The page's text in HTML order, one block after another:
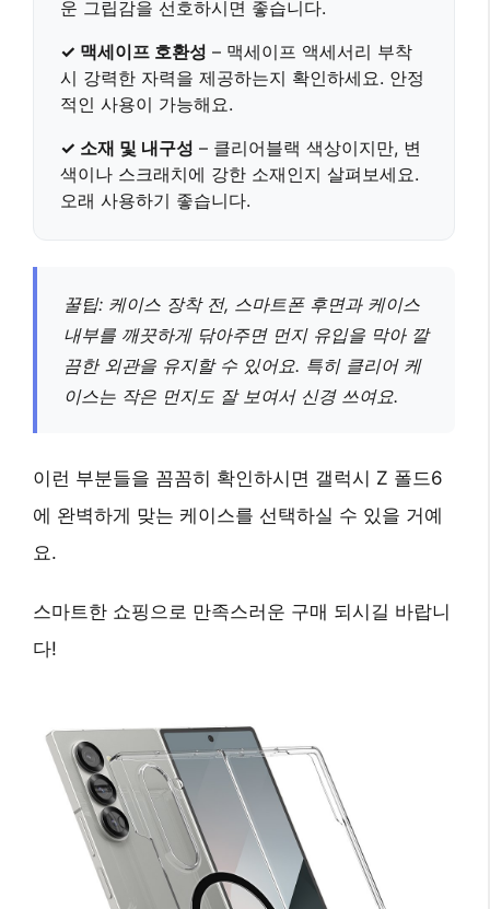
운 그립감을 선호하시면 좋습니다.
✓ 맥세이프 호환성 – 맥세이프 액세서리 부착
시 강력한 자력을 제공하는지 확인하세요. 안정
적인 사용이 가능해요.
✓ 소재 및 내구성 – 클리어블랙 색상이지만, 변
색이나 스크래치에 강한 소재인지 살펴보세요.
오래 사용하기 좋습니다.
꿀팁: 케이스 장착 전, 스마트폰 후면과 케이스
내부를 깨끗하게 닦아주면 먼지 유입을 막아 깔
끔한 외관을 유지할 수 있어요. 특히 클리어 케
이스는 작은 먼지도 잘 보여서 신경 쓰여요.
이런 부분들을 꼼꼼히 확인하시면 갤럭시 Z 폴드6
에 완벽하게 맞는 케이스를 선택하실 수 있을 거예
요.
스마트한 쇼핑으로 만족스러운 구매 되시길 바랍니
다!